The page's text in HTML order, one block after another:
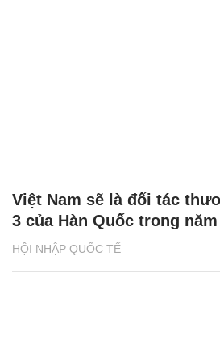
HỘI NHẬP QUỐC TẾ
Việt Nam sẽ là đối tác
3 của Hàn Quốc trong